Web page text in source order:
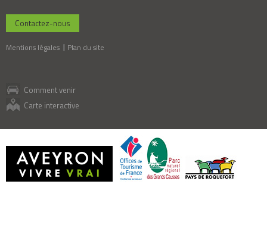
Contactez-nous
Mentions légales Plan du site
Comment venir
Carte interactive